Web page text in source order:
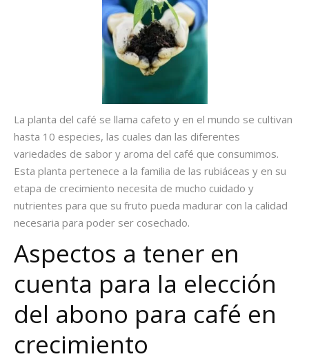
La planta del café se llama cafeto y en el mundo se cultivan
hasta 10 especies, las cuales dan las diferentes
variedades de sabor y aroma del café que consumimos.
Esta planta pertenece a la familia de las rubiáceas y en su
etapa de crecimiento necesita de mucho cuidado y
nutrientes para que su fruto pueda madurar con la calidad
necesaria para poder ser cosechado.
Aspectos a tener en
cuenta para la elección
del abono para café en
crecimiento